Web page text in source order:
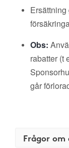
Obs:
rabatter (t
går
Frågor